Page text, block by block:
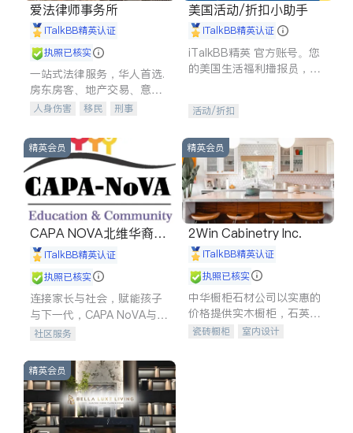
爱法律师事务所
iTalkBB精英认证
执照已核实
一站式法律服务，华人首选.
房东房客、地产交易、意外
伤害、车祸重伤、商业诉
建筑合同、刑事案件全包办
人身伤害 移民
刑事
信托/遗嘱
商业
索赔
律师-其它 保释
美国活动/折扣小助手
iTalkBB精英认证
iTalkBB精英 官方账号。您
的美国生活福利播报员，精
专属福利。
活动/折扣
精英会员
CAPA NOVA北维华裔家
长会iTalkBB精英认证
执照已核实
连接家长与社会，赋能孩子
与下一代，CAPA NoVA与您
携手建设包容、公平、充满
社区服务
精英会员
2Win Cabinetry Inc.
iTalkBB精英认证
执照已核实
中华橱柜石材公司以实惠的
价格提供实木橱柜，石英石
台面，多种优质不锈钢水
瓷砖橱柜
室内设计
精英会员